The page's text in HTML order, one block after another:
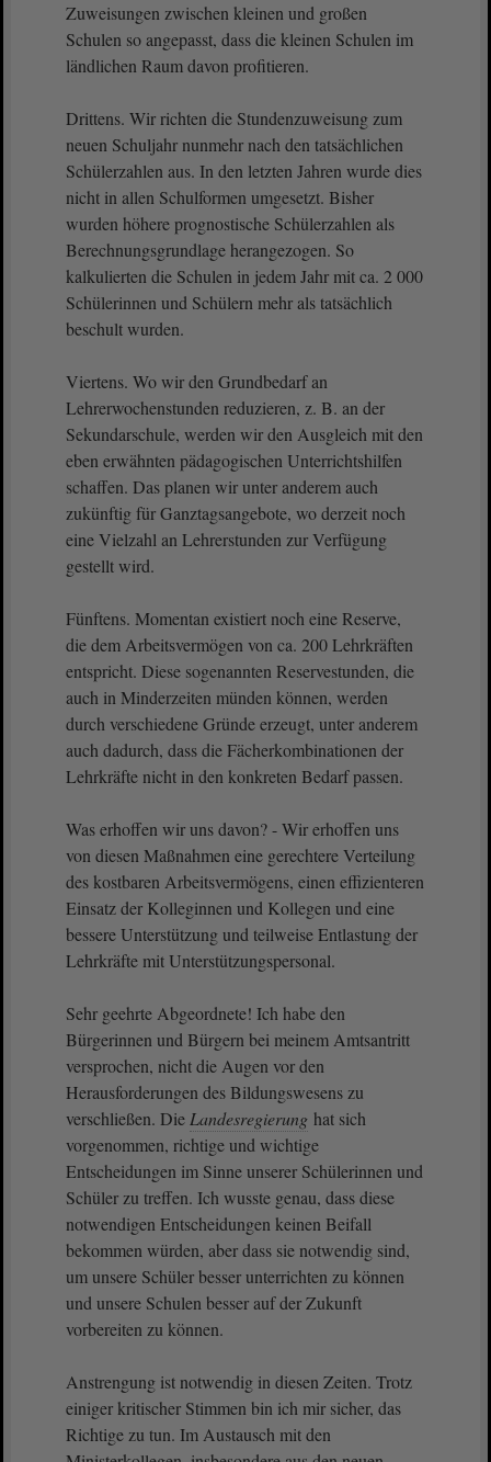
Zuweisungen zwischen kleinen und großen
Schulen so angepasst, dass die kleinen Schulen im
ländlichen Raum davon profitieren.
Drittens. Wir richten die Stundenzuweisung zum
neuen Schuljahr nunmehr nach den tatsächlichen
Schülerzahlen aus. In den letzten Jahren wurde dies
nicht in allen Schulformen umgesetzt. Bisher
wurden höhere prognostische Schülerzahlen als
Berechnungsgrundlage herangezogen. So
kalkulierten die Schulen in jedem Jahr mit ca. 2 000
Schülerinnen und Schülern mehr als tatsächlich
beschult wurden.
Viertens. Wo wir den Grundbedarf an
Lehrerwochenstunden reduzieren, z. B. an der
Sekundarschule, werden wir den Ausgleich mit den
eben erwähnten pädagogischen Unterrichtshilfen
schaffen. Das planen wir unter anderem auch
zukünftig für Ganztagsangebote, wo derzeit noch
eine Vielzahl an Lehrerstunden zur Verfügung
gestellt wird.
Fünftens. Momentan existiert noch eine Reserve,
die dem Arbeitsvermögen von ca. 200 Lehrkräften
entspricht. Diese sogenannten Reservestunden, die
auch in Minderzeiten münden können, werden
durch verschiedene Gründe erzeugt, unter anderem
auch dadurch, dass die Fächerkombinationen der
Lehrkräfte nicht in den konkreten Bedarf passen.
Was erhoffen wir uns davon? - Wir erhoffen uns
von diesen Maßnahmen eine gerechtere Verteilung
des kostbaren Arbeitsvermögens, einen effizienteren
Einsatz der Kolleginnen und Kollegen und eine
bessere Unterstützung und teilweise Entlastung der
Lehrkräfte mit Unterstützungspersonal.
Sehr geehrte Abgeordnete! Ich habe den
Bürgerinnen und Bürgern bei meinem Amtsantritt
versprochen, nicht die Augen vor den
Herausforderungen des Bildungswesens zu
verschließen. Die Landesregierung hat sich
vorgenommen, richtige und wichtige
Entscheidungen im Sinne unserer Schülerinnen und
Schüler zu treffen. Ich wusste genau, dass diese
notwendigen Entscheidungen keinen Beifall
bekommen würden, aber dass sie notwendig sind,
um unsere Schüler besser unterrichten zu können
und unsere Schulen besser auf der Zukunft
vorbereiten zu können.
Anstrengung ist notwendig in diesen Zeiten. Trotz
einiger kritischer Stimmen bin ich mir sicher, das
Richtige zu tun. Im Austausch mit den